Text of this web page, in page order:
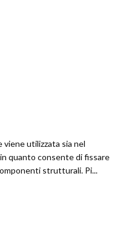
viene utilizzata sia nel
quanto consente di fissare
strutturali. Pi...